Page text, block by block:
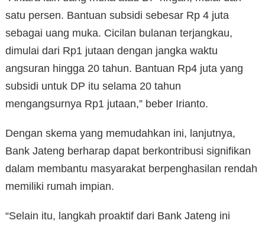
satu persen. Bantuan subsidi sebesar Rp 4 juta
sebagai uang muka. Cicilan bulanan terjangkau,
dimulai dari Rp1 jutaan dengan jangka waktu
angsuran hingga 20 tahun. Bantuan Rp4 juta yang
subsidi untuk DP itu selama 20 tahun
mengangsurnya Rp1 jutaan,” beber Irianto.
Dengan skema yang memudahkan ini, lanjutnya,
Bank Jateng berharap dapat berkontribusi signifikan
dalam membantu masyarakat berpenghasilan rendah
memiliki rumah impian.
“Selain itu, langkah proaktif dari Bank Jateng ini